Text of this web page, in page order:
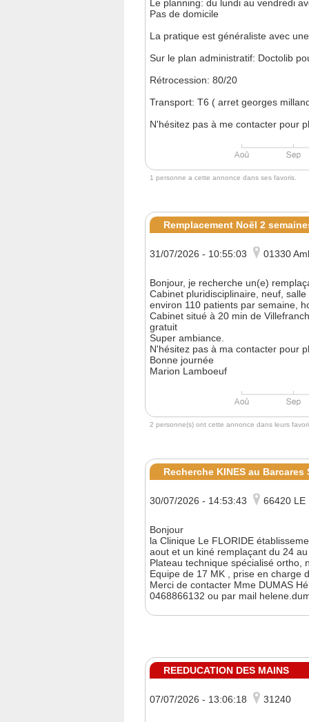
Le planning: du lundi au vendredi
Pas de domicile
La pratique est généraliste avec
Sur le plan administratif: Doctolib
Rétrocession: 80/20
Transport: T6 ( arret georges
N'hésitez pas à me contacter pour
1 personne a cette annonce dans ses favoris.
Remplacement Noël 2
31/07/2026 - 10:55:03 01330
Bonjour, je recherche un(e)
Cabinet pluridisciplinaire, neuf,
environ 110 patients par semaine,
Cabinet situé à 20 min de
gratuit
Super ambiance.
N'hésitez pas à ma contacter pour
Bonne journée
Marion Lamboeuf
2 personne(s) ont cette annonce dans leurs
Recherche KINES au Barcares
30/07/2026 - 14:53:43 66420 LE
Bonjour
la Clinique Le FLORIDE
aout et un kiné remplaçant du 24
Plateau technique spécialisé ortho,
Equipe de 17 MK , prise en charge
Merci de contacter Mme DUMAS
0468866132 ou par mail
REEDUCATION DES MAINS
07/07/2026 - 13:06:18 31240